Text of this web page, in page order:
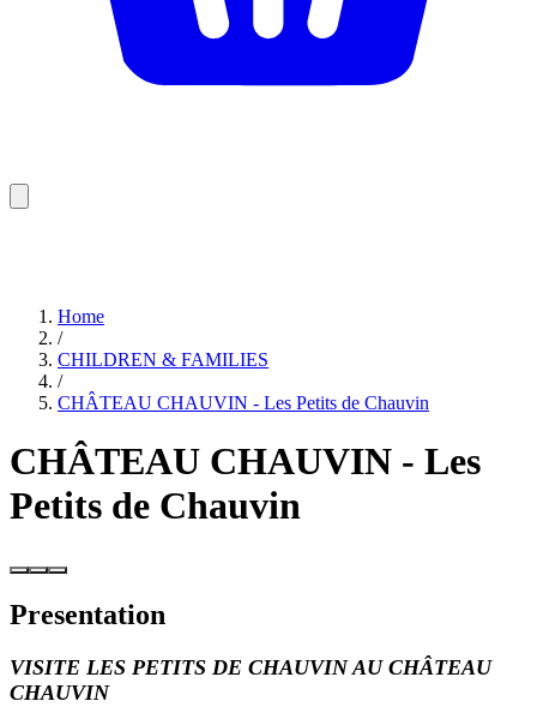
Home
/
CHILDREN & FAMILIES
/
CHÂTEAU CHAUVIN - Les Petits de Chauvin
CHÂTEAU CHAUVIN - Les
Petits de Chauvin
Presentation
VISITE LES PETITS DE CHAUVIN AU CHÂTEAU
CHAUVIN